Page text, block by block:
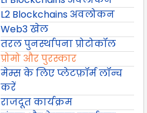
L2 Blockchains अवलोकन
Web3 खेल
तरल पुनर्स्थापना प्रोटोकॉल
प्रोमो और पुरस्कार
मेम्स के लिए प्लेटफ़ॉर्म लॉन्च
करें
राजदूत कार्यक्रम